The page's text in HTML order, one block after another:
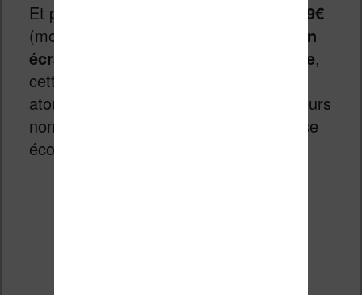
Et pourtant, avec
son prix mini de 139€
(moins que la version précédente) et
un
écran à encre électronique améliorée,
cette nouvelle Kobo possède tous les
atours pour s’imposer auprès des lecteurs
nomades qui cherche une bonne liseuse
économique dans un petit format.